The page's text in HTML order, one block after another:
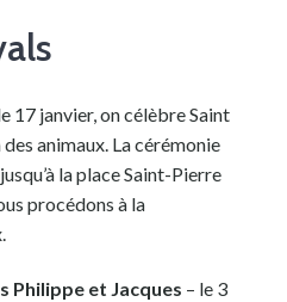
17 janvier, on célèbre Saint
animaux. La cérémonie
la place Saint-Pierre
procédons à la
Philippe et Jacques – le 3